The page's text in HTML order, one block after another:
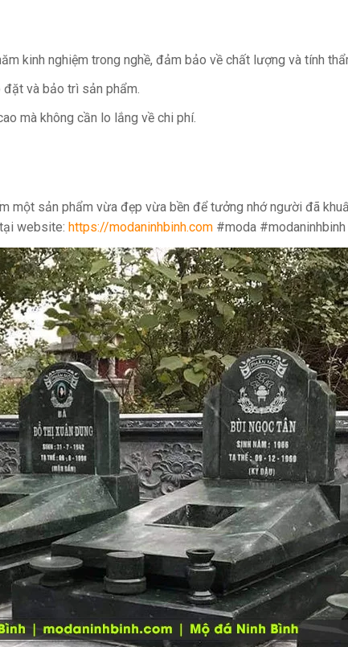
kinh nghiệm trong nghề, đảm bảo về chất lượng và tính
đặt và bảo trì sản phẩm.
mà không cần lo lắng về chi phí.
sản phẩm vừa đẹp vừa bền để tưởng nhớ người đã
website: https://modaninhbinh.com #moda